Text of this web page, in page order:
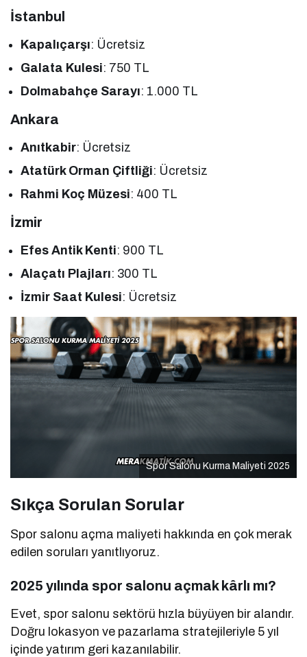
İstanbul
Kapalıçarşı: Ücretsiz
Galata Kulesi: 750 TL
Dolmabahçe Sarayı: 1.000 TL
Ankara
Anıtkabir: Ücretsiz
Atatürk Orman Çiftliği: Ücretsiz
Rahmi Koç Müzesi: 400 TL
İzmir
Efes Antik Kenti: 900 TL
Alaçatı Plajları: 300 TL
İzmir Saat Kulesi: Ücretsiz
Spor Salonu Kurma Maliyeti 2025
Sıkça Sorulan Sorular
Spor salonu açma maliyeti hakkında en çok merak
edilen soruları yanıtlıyoruz.
2025 yılında spor salonu açmak kârlı mı?
Evet, spor salonu sektörü hızla büyüyen bir alandır.
Doğru lokasyon ve pazarlama stratejileriyle 5 yıl
içinde yatırım geri kazanılabilir.